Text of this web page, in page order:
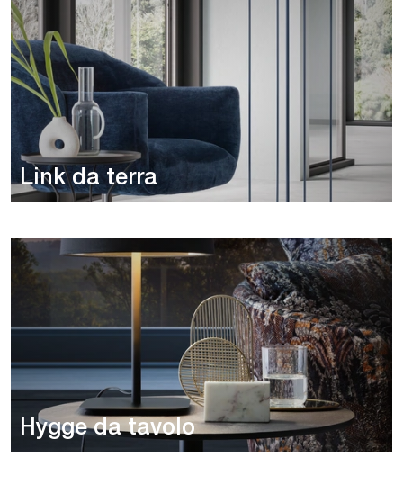
Link da terra
Hygge da tavolo